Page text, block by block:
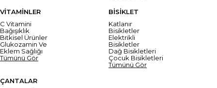
VİTAMİNLER
C Vitamini
Bağışıklık
Bitkisel Ürünler
Glukozamin Ve
Eklem Sağlığı
Tümünü Gör
BİSİKLET
Katlanır
Bisikletler
Elektrikli
Bisikletler
Dağ Bisikletleri
Çocuk Bisikletleri
Tümünü Gör
ÇANTALAR